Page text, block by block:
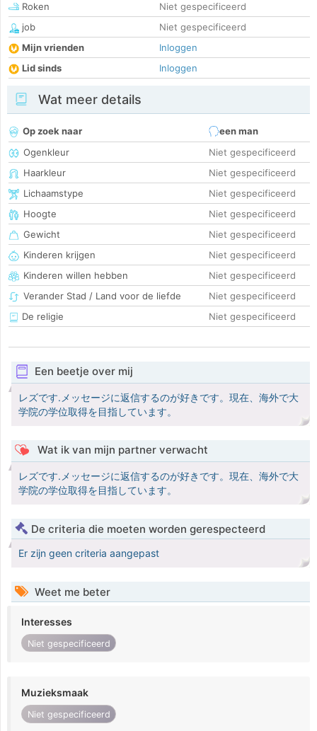
Roken
Niet gespecificeerd
job
Niet gespecificeerd
Mijn vrienden
Inloggen
Lid sinds
Inloggen
Wat meer details
Op zoek naar
een man
Ogenkleur
Niet gespecificeerd
Haarkleur
Niet gespecificeerd
Lichaamstype
Niet gespecificeerd
Hoogte
Niet gespecificeerd
Gewicht
Niet gespecificeerd
Kinderen krijgen
Niet gespecificeerd
Kinderen willen hebben
Niet gespecificeerd
Verander Stad / Land voor de liefde
Niet gespecificeerd
De religie
Niet gespecificeerd
Een beetje over mij
レズです.メッセージに返信するのが好きです。現在、海外で大
学院の学位取得を目指しています。
Wat ik van mijn partner verwacht
レズです.メッセージに返信するのが好きです。現在、海外で大
学院の学位取得を目指しています。
De criteria die moeten worden gerespecteerd
Er zijn geen criteria aangepast
Weet me beter
Interesses
Niet gespecificeerd
Muzieksmaak
Niet gespecificeerd